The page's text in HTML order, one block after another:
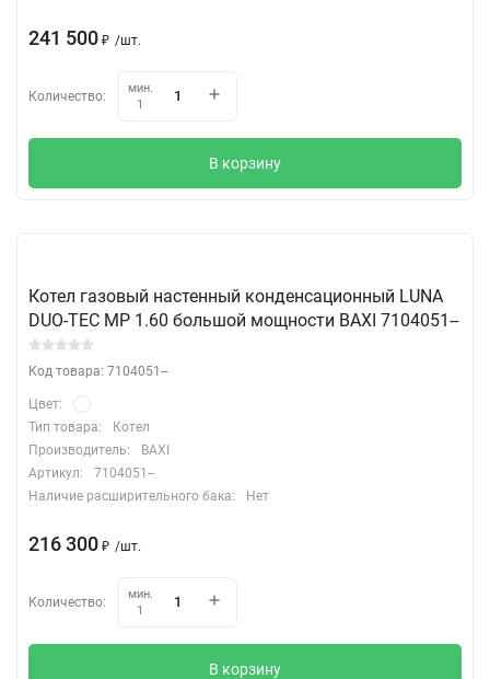
241 500 ₽ /шт.
Количество:
мин.
1
В корзину
Котел газовый настенный конденсационный LUNA
DUO-TEC MP 1.60 большой мощности BAXI 7104051--
Код товара: 7104051--
Цвет:
Тип товара:
Котел
Производитель:
BAXI
Артикул:
7104051--
Наличие расширительного бака:
Нет
216 300 ₽ /шт.
Количество:
мин.
1
В корзину